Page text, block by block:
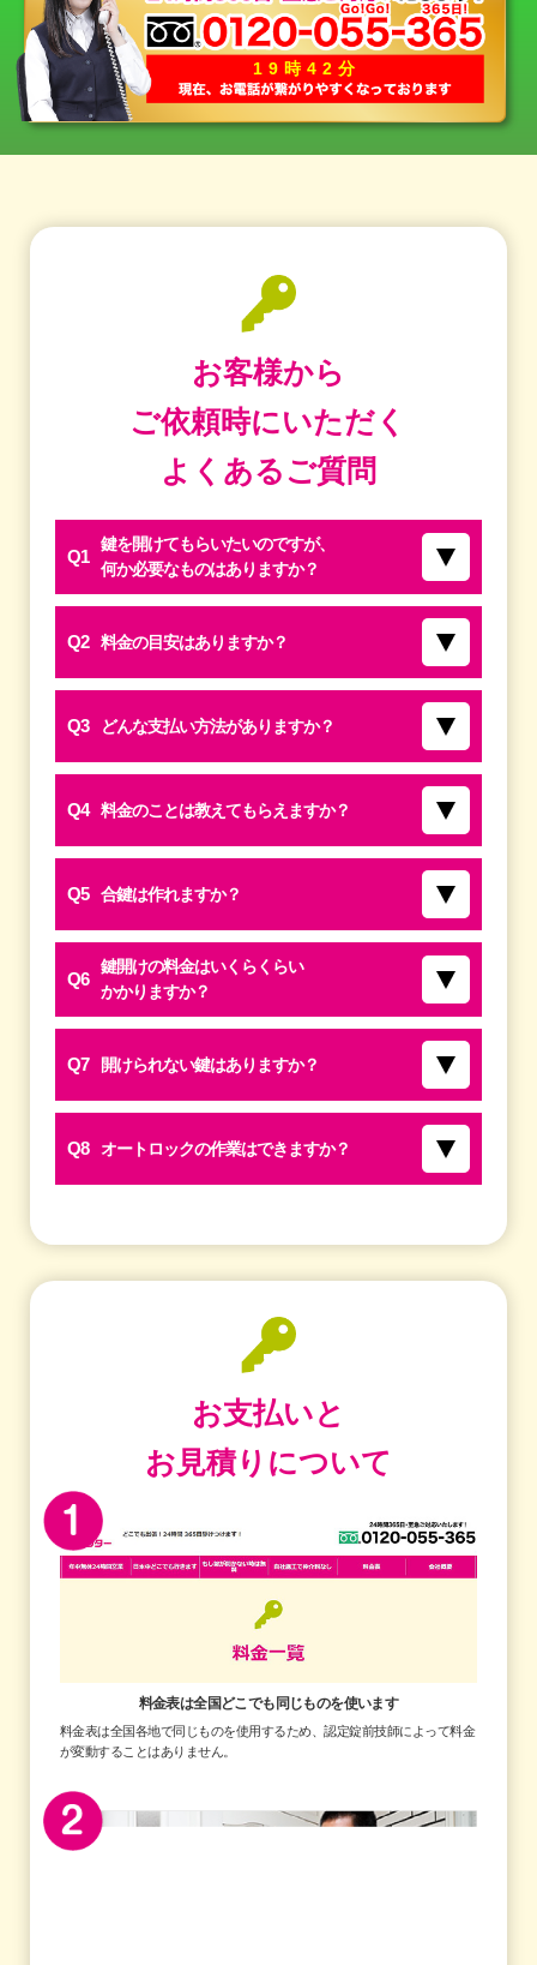
19時42分
お客様から
ご依頼時にいただく
よくあるご質問
Q1
鍵を開けてもらいたいのですが、
何か必要なものはありますか？
Q2 料金の目安はありますか？
Q3 どんな支払い方法がありますか？
Q4 料金のことは教えてもらえますか？
Q5 合鍵は作れますか？
Q6
鍵開けの料金はいくらくらい
かかりますか？
Q7 開けられない鍵はありますか？
Q8 オートロックの作業はできますか？
お支払いと
お見積りについて
料金表は全国どこでも 同じものを使います
料金表は全国各地で同じものを使用するため、認定錠前技師によって料金
が変動することはありません。